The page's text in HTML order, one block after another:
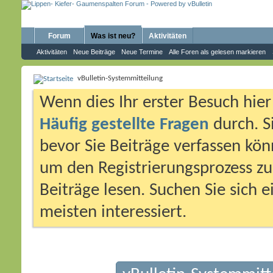
Forum Was ist neu?
Aktivitäten Neue Beiträge Neue Termine Alle Foren als gelesen markieren
Aktivitäten
vBulletin-Systemmitteilung
Wenn dies Ihr erster Besuch
Häufig gestellte Fragen durch.
bevor Sie Beiträge verfassen
um den Registrierungsprozess
Beiträge lesen. Suchen Sie sich
meisten interessiert.